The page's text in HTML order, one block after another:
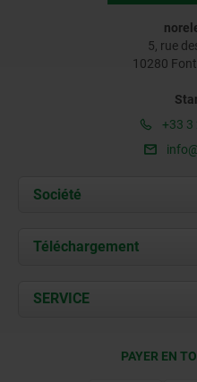
5, rue
10280
+33 3
Société
À propos de nous
Contact
Téléchargement
Documents
SERVICE
PAYER EN